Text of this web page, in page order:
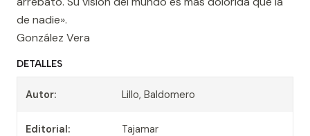
de nadie».
González Vera
DETALLES
Autor: Lillo, Baldomero
Editorial: Tajamar